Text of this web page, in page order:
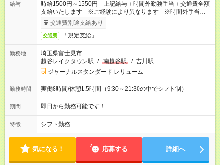
給与
時給1500円～1550円 上記給与＋時間外勤務手当＋交通費全額
支給いたします ※ご経験により異なります ※時間外手当はお
時給の1.25倍です！
交通費別途支給あり
交通費 「規定支給」
勤務地
埼玉県富士見市
越谷レイクタウン駅 / 南越谷駅 / 吉川駅
ジャーナルスタンダード レリューム
勤務時間 実働8時間/休憩1.5時間（9:30～21:30の中でシフト制）
期間 即日から勤務可能です！
特徴 シフト勤務
気になる！ 応募する 詳細へ